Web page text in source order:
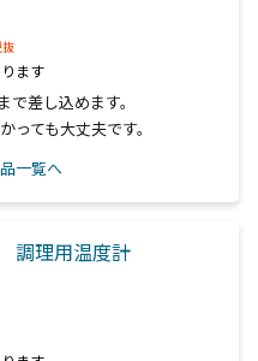
ます
差し込めます。
っても大丈夫です。
一覧へ
調理用温度計